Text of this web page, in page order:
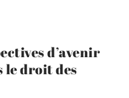
d’avenir
le droit des